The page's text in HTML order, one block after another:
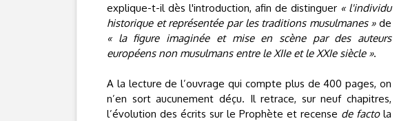
explique-t-il dès l'introduction, afin de distinguer « l'individu
historique et représentée par les traditions musulmanes »de
« la figure imaginée et mise en scène par des auteurs
européens non musulmans entre le XIIe et le XXIe siècle ».
A la lecture de l’ouvrage qui compte plus de 400 pages, on
n’en sort aucunement déçu. Il retrace, sur neuf chapitres,
l’évolution des écrits sur le Prophète et recense de factola